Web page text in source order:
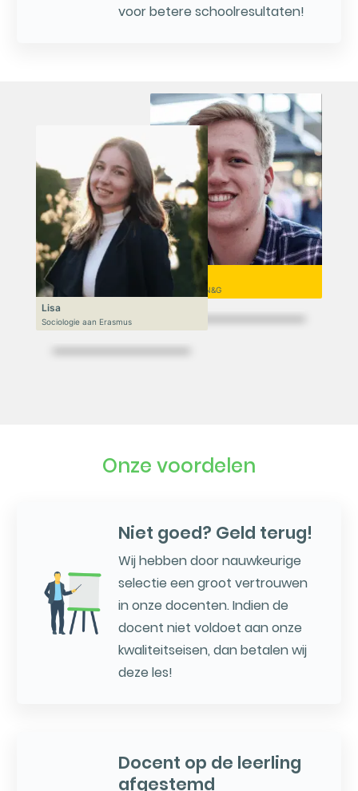
voor betere schoolresultaten!
Niek
VWO 6, N&T/N&G
Lisa
Sociologie aan Erasmus
Onze voordelen
Niet goed? Geld terug!
Wij hebben door nauwkeurige
selectie een groot vertrouwen
in onze docenten. Indien de
docent niet voldoet aan onze
kwaliteitseisen, dan betalen wij
deze les!
Docent op de leerling
afgestemd